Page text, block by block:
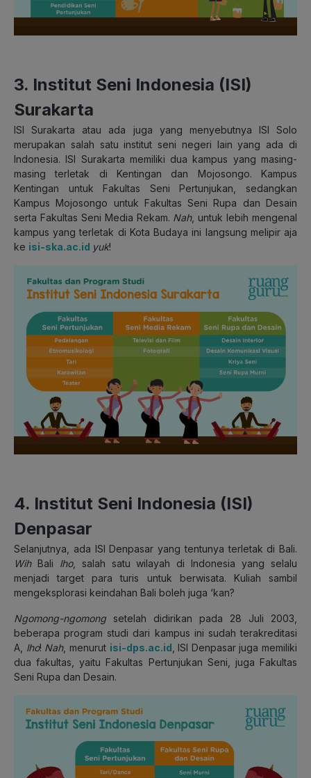
3. Institut Seni Indonesia (ISI)
Surakarta
ISI Surakarta atau ada juga yang menyebutnya ISI Solo
merupakan salah satu institut seni negeri lain yang ada di
Indonesia. ISI Surakarta memiliki dua kampus yang masing-
masing terletak di Kentingan dan Mojosongo. Kampus
Kentingan untuk Fakultas Seni Pertunjukan, sedangkan
Kampus Mojosongo untuk Fakultas Seni Rupa dan Desain
serta Fakultas Seni Media Rekam. Nah, untuk lebih mengenal
kampus yang terletak di Kota Budaya ini langsung melipir aja
ke isi-ska.ac.id yuk!
4. Institut Seni Indonesia (ISI)
Denpasar
Selanjutnya, ada ISI Denpasar yang tentunya terletak di Bali.
WihBali lho, salah satu wilayah di Indonesia yang selalu
menjadi target para turis untuk berwisata. Kuliah sambil
mengeksplorasi keindahan Bali boleh juga ‘kan?
Ngomong-ngomong setelah didirikan pada 28 Juli 2003,
beberapa program studi dari kampus ini sudah terakreditasi
A, lho! Nah, menurut isi-dps.ac.id , ISI Denpasar juga memiliki
dua fakultas, yaitu Fakultas Pertunjukan Seni, juga Fakultas
Seni Rupa dan Desain.